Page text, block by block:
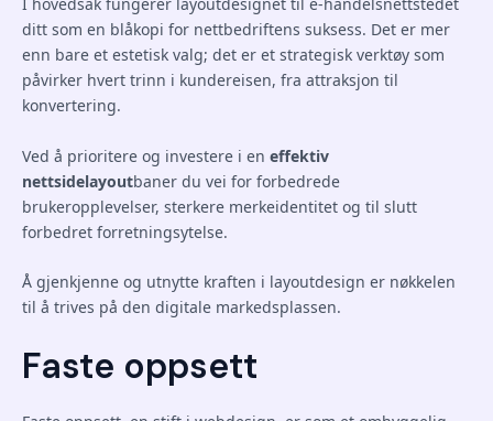
I hovedsak fungerer layoutdesignet til e-handelsnettstedet
ditt som en blåkopi for nettbedriftens suksess. Det er mer
enn bare et estetisk valg; det er et strategisk verktøy som
påvirker hvert trinn i kundereisen, fra attraksjon til
konvertering.
Ved å prioritere og investere i en effektiv
nettsidelayoutbaner du vei for forbedrede
brukeropplevelser, sterkere merkeidentitet og til slutt
forbedret forretningsytelse.
Å gjenkjenne og utnytte kraften i layoutdesign er nøkkelen
til å trives på den digitale markedsplassen.
Faste oppsett